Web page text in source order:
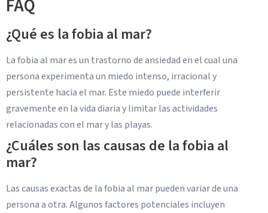
FAQ
¿Qué es la fobia al mar?
La fobia al mar es un trastorno de ansiedad en el cual una
persona experimenta un miedo intenso, irracional y
persistente hacia el mar. Este miedo puede interferir
gravemente en la vida diaria y limitar las actividades
relacionadas con el mar y las playas.
¿Cuáles son las causas de la fobia al
mar?
Las causas exactas de la fobia al mar pueden variar de una
persona a otra. Algunos factores potenciales incluyen